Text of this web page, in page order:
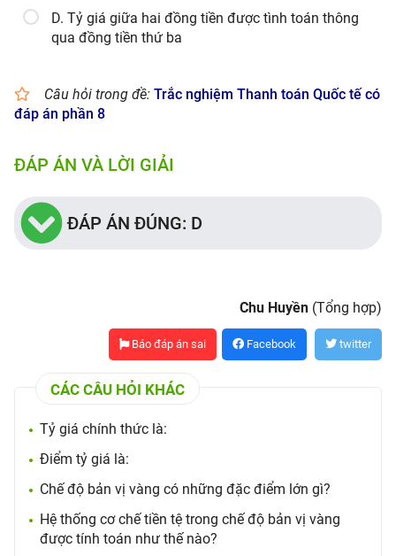
D. Tỷ giá giữa hai đồng tiền được tình toán thông
qua đồng tiền thứ ba
Câu hỏi trong đề: Trắc nghiệm Thanh toán Quốc tế có
đáp án phần 8
ĐÁP ÁN VÀ LỜI GIẢI
ĐÁP ÁN ĐÚNG: D
Chu Huyền (Tổng hợp)
Báo đáp án sai Facebook twitter
CÁC CÂU HỎI KHÁC
Tỷ giá chính thức là:
Điểm tỷ giá là:
Chế độ bản vị vàng có những đặc điểm lớn gì?
Hệ thống cơ chế tiền tệ trong chế độ bản vị vàng
được tính toán như thế nào?